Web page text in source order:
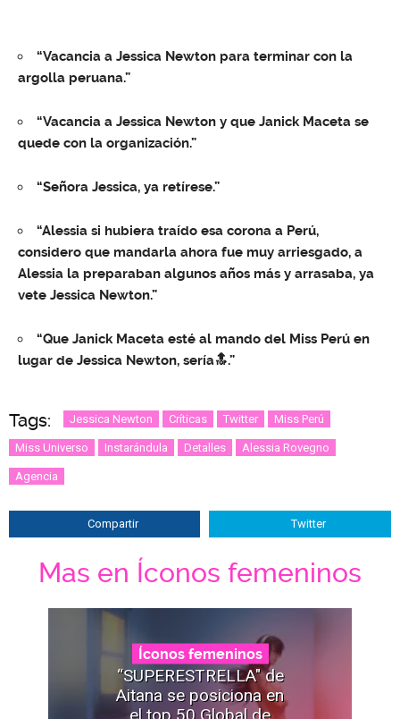
“Vacancia a Jessica Newton para terminar con la
argolla peruana.”
“Vacancia a Jessica Newton y que Janick Maceta se
quede con la organización.”
“Señora Jessica, ya retírese.”
“Alessia si hubiera traído esa corona a Perú,
considero que mandarla ahora fue muy arriesgado, a
Alessia la preparaban algunos años más y arrasaba, ya
vete Jessica Newton.”
“Que Janick Maceta esté al mando del Miss Perú en
lugar de Jessica Newton, sería🔝.”
Tags: Jessica Newton Críticas Twitter Miss Perú
Miss Universo Instarándula Detalles Alessia Rovegno
Agencia
Compartir Twitter
Mas en Íconos femeninos
Íconos femeninos
“SUPERESTRELLA" de
Aitana se posiciona en